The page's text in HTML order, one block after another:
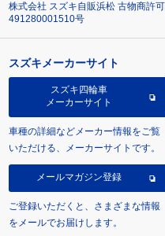
株式会社 スズキ自販浜松 古物商許
491280001510号
スズキメーカーサイト
スズキ四輪車
メーカーサイト
車種の詳細などメーカー情報をご覧
いただける、メーカーサイトです。
メールマガジン登録
ご登録いただくと、さまざまな情報
をメールでお届けします。